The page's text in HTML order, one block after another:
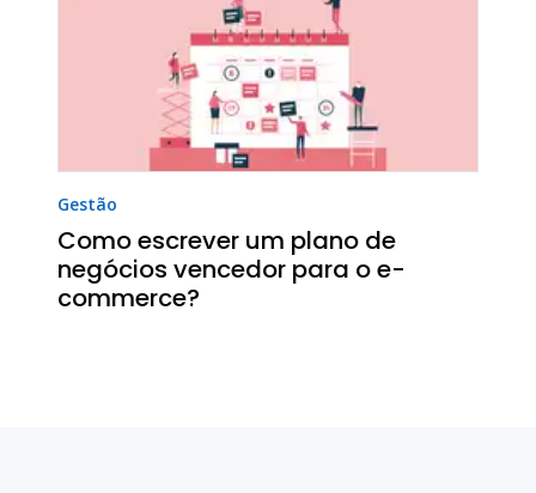
Gestão
Como escrever um plano de
negócios vencedor para o e-
commerce?